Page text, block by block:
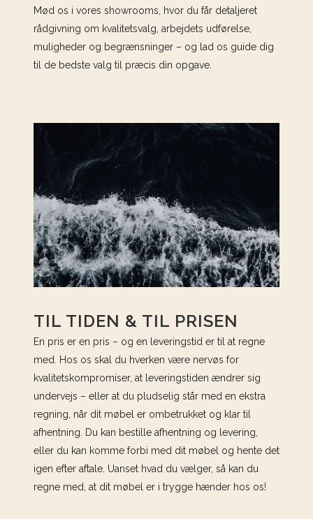
Mød os i vores showrooms, hvor du får detaljeret
rådgivning om kvalitetsvalg, arbejdets udførelse,
muligheder og begrænsninger – og lad os guide dig
til de bedste valg til præcis din opgave.
TIL TIDEN & TIL PRISEN
En pris er en pris – og en leveringstid er til at regne
med. Hos os skal du hverken være nervøs for
kvalitetskompromiser, at leveringstiden ændrer sig
undervejs – eller at du pludselig står med en ekstra
regning, når dit møbel er ombetrukket og klar til
afhentning. Du kan bestille afhentning og levering,
eller du kan komme forbi med dit møbel og hente det
igen efter aftale. Uanset hvad du vælger, så kan du
regne med, at dit møbel er i trygge hænder hos os!